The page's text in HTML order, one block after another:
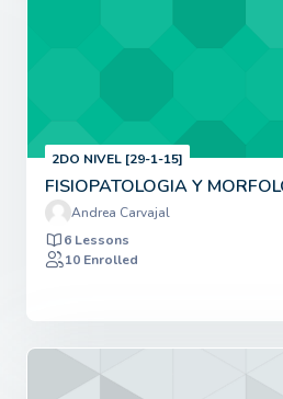
2DO NIVEL [29-1-15]
FISIOPATOLOGIA Y
Andrea Carvajal
6 Lessons
10 Enrolled